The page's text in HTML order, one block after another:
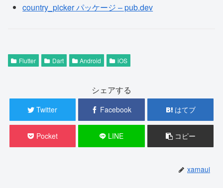
country_picker パッケージ – pub.dev
Flutter Dart Android iOS
シェアする
Twitter Facebook はてブ
Pocket LINE コピー
xamaui